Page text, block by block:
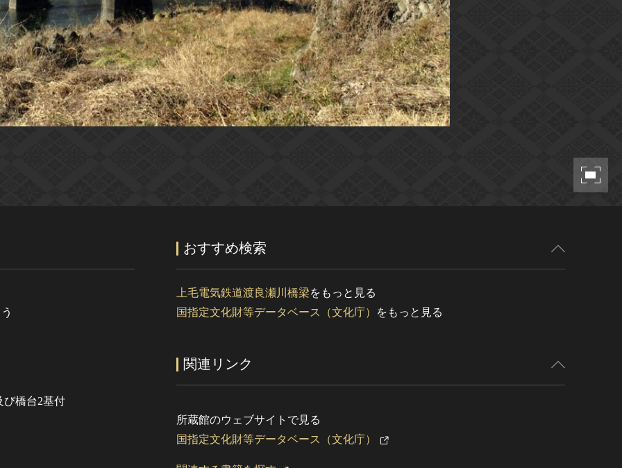
び橋台2基付
おすすめ検索
上毛電気鉄道渡良瀬川橋梁をもっと見る
国指定文化財等データベース（文化庁）
をもっと見る
関連リンク
所蔵館のウェブサイトで見る
国指定文化財等データベース（文化庁）